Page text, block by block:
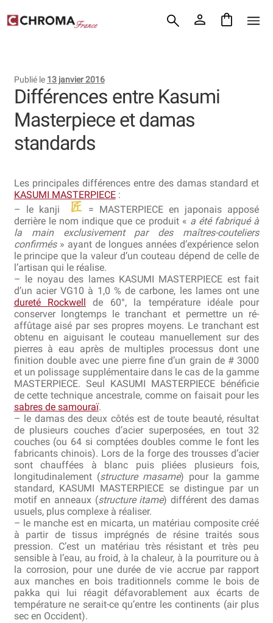
Aller
Aller
Chroma France
Commande
Conditions Générales de Vente
Contact
Expédition le jour même
Frais de port
Hall of Fame
Bocuse d’Or
Ma sélection
Mentions légales
Mon Compte
Partenaires
Plan du site
Politique de confidentialité
Politique en matière de remboursements et de retours
Questions / Réponses
Questions-Réponses?
Revendeurs
Revue de presse
Publié le 13 janvier 2016
Différences entre Kasumi
Masterpiece et damas
standards
Les principales différences entre des damas standard et
KASUMI MASTERPIECE:
– le kanji
= MASTERPIECE en japonais apposé
derrière le nom indique que ce produit « a été fabriqué à
la main exclusivement par des maîtres-couteliers
confirmés» ayant de longues années d’expérience selon
le principe que la valeur d’un couteau dépend de celle de
l’artisan qui le réalise.
– le noyau des lames KASUMI MASTERPIECE est fait
d’un acier VG10 à 1,0 % de carbone, les lames ont une
dureté Rockwell
de 60°, la température idéale pour
conserver longtemps le tranchant et permettre un ré-
affûtage aisé par ses propres moyens. Le tranchant est
obtenu en aiguisant le couteau manuellement sur des
pierres à eau après de multiples processus dont une
finition double avec une pierre fine d’un grain de # 3000
et un polissage supplémentaire dans le cas de la gamme
MASTERPIECE. Seul KASUMI MASTERPIECE bénéficie
de cette technique ancestrale, comme on faisait pour les
sabres de samouraï.
– le damas des deux côtés est de toute beauté, résultat
de plusieurs couches d’acier superposées, en tout 32
couches (ou 64 si comptées doubles comme le font les
fabricants chinois). Lors de la forge des trousses d’acier
sont chauffées à blanc puis pliées plusieurs fois,
longitudinalement (structure masame) pour la gamme
standard, KASUMI MASTERPIECE se distingue par un
motif en anneaux (structure itame) différent des damas
usuels, plus complexe à réaliser.
– le manche est en micarta, un matériau composite créé
à partir de tissus imprégnés de résine traités sous
pression. C’est un matériau très résistant et très peu
sensible à l’eau, au froid, à la chaleur, à la pourriture ou à
la corrosion, pour une durée de vie accrue par rapport
aux manches en bois traditionnels comme le bois de
pakka qui lui réagit défavorablement aux écarts de
température ne serait-ce qu’entre les continents (air plus
sec en Occident).